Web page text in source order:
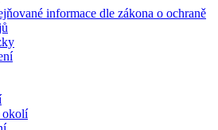
informace dle zákona o ochraně
okolí